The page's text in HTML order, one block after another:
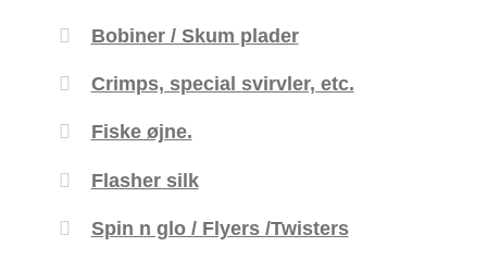
Bobiner / Skum plader
Crimps, special svirvler, etc.
Fiske øjne.
Flasher silk
Spin n glo / Flyers /Twisters